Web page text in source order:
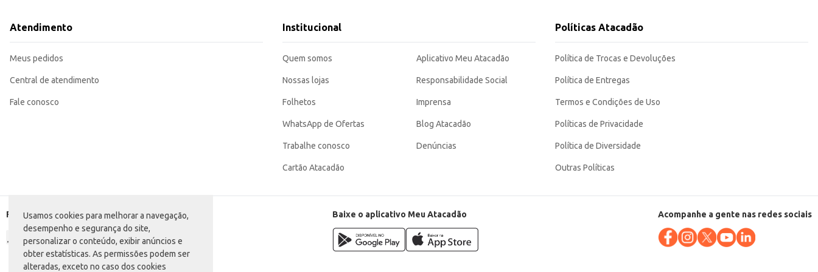
Usamos cookies para melhorar a navegação,
desempenho e segurança do site,
personalizar o conteúdo, exibir anúncios e
obter estatísticas. As permissões podem ser
alteradas, exceto no caso dos cookies
Atendimento
Meus pedidos
Central de atendimento
Fale conosco
Institucional
Quem somos
Nossas lojas
Folhetos
WhatsApp de Ofertas
Trabalhe conosco
Cartão Atacadão
Aplicativo Meu Atacadão
Responsabilidade Social
Imprensa
Blog Atacadão
Denúncias
Políticas Atacadão
Política de Trocas e Devoluções
Política de Entregas
Termos e Condições de Uso
Políticas de Privacidade
Política de Diversidade
Outras Políticas
Formas de pagamento Baixe o aplicativo Meu Atacadão Acompanhe a gente nas redes sociais